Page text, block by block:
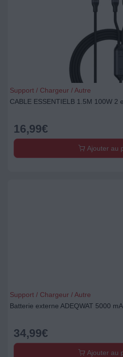
Support / Chargeur / Autre
CABLE ESSENTIELB 1.5M 100W 2
16,99€
Ajouter au
Support / Chargeur / Autre
Batterie externe ADEQWAT 5000
34,99€
Ajouter au